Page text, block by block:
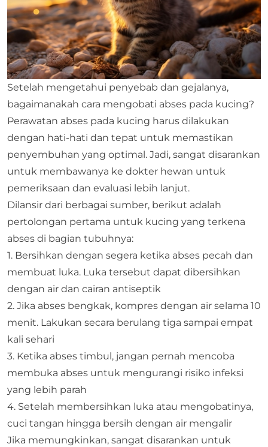
Setelah mengetahui penyebab dan gejalanya,
bagaimanakah cara mengobati abses pada kucing?
Perawatan abses pada kucing harus dilakukan
dengan hati-hati dan tepat untuk memastikan
penyembuhan yang optimal. Jadi, sangat disarankan
untuk membawanya ke dokter hewan untuk
pemeriksaan dan evaluasi lebih lanjut.
Dilansir dari berbagai sumber, berikut adalah
pertolongan pertama untuk kucing yang terkena
abses di bagian tubuhnya:
1. Bersihkan dengan segera ketika abses pecah dan
membuat luka. Luka tersebut dapat dibersihkan
dengan air dan cairan antiseptik
2. Jika abses bengkak, kompres dengan air selama 10
menit. Lakukan secara berulang tiga sampai empat
kali sehari
3. Ketika abses timbul, jangan pernah mencoba
membuka abses untuk mengurangi risiko infeksi
yang lebih parah
4. Setelah membersihkan luka atau mengobatinya,
cuci tangan hingga bersih dengan air mengalir
Jika memungkinkan, sangat disarankan untuk